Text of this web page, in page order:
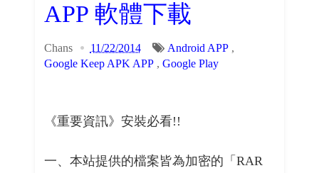
APP 軟體下載
Chans 11/22/2014 Android APP,
Google Keep APK APP, Google Play
《重要資訊》安裝必看!!
一、本站提供的檔案皆為加密的「RAR